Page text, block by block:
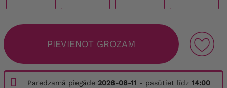
PIEVIENOT GROZAM
Paredzamā piegāde 2026-08-11 - pasūtiet līdz 14:00